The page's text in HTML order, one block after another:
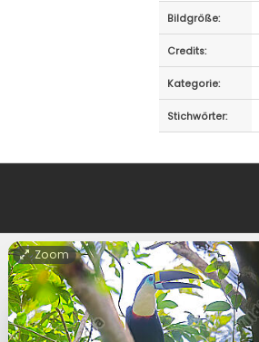
Bildgröße:
Credits:
Kategorie:
Stichwörter:
Zoom